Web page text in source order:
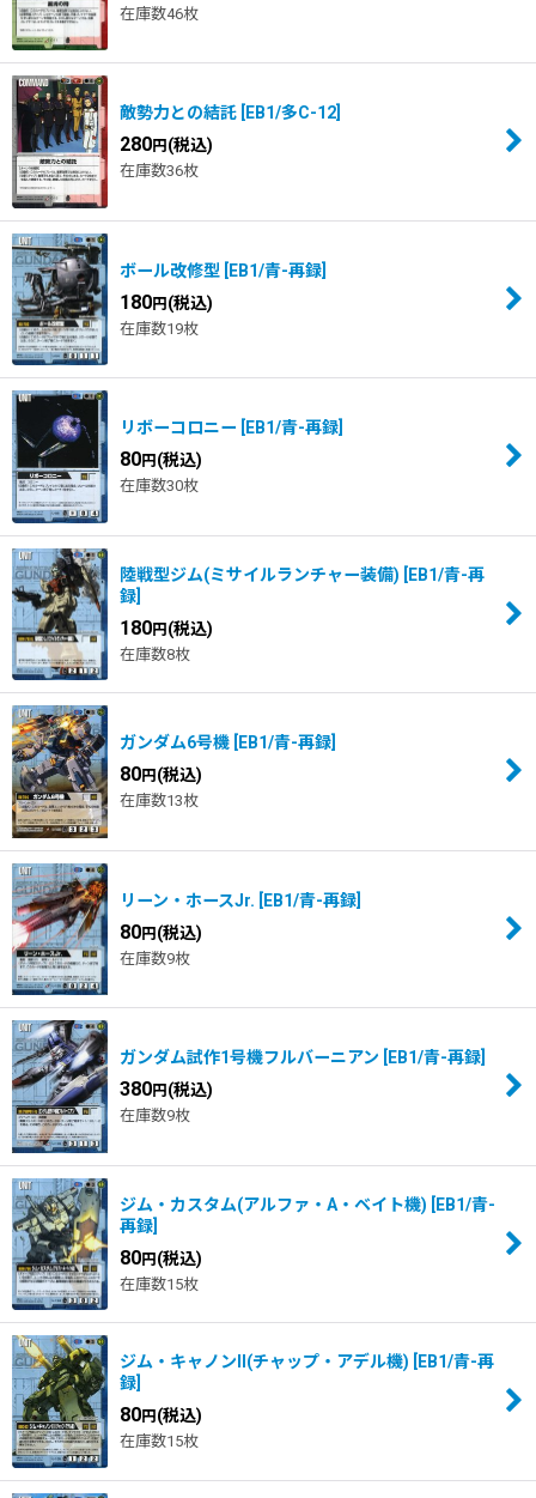
在庫数46枚
敵勢力との結託 EB1/多C-12
280円 (税込)
在庫数36枚
ボール改修型 EB1/青-再録
180円 (税込)
在庫数19枚
リボーコロニー EB1/青-再録
80円 (税込)
在庫数30枚
陸戦型ジム(ミサイルランチャー装備)
EB1/青-再
録
180円 (税込)
在庫数8枚
ガンダム6号機 EB1/青-再録
80円 (税込)
在庫数13枚
リーン・ホースJr. EB1/青-再録
80円 (税込)
在庫数9枚
ガンダム試作1号機フルバーニアン EB1/青-再録
380円 (税込)
在庫数9枚
ジム・カスタム(アルファ・A・ベイト機)
EB1/青-
再録
80円 (税込)
在庫数15枚
ジム・キャノンII(チャップ・アデル機)
EB1/青-再
録
80円 (税込)
在庫数15枚